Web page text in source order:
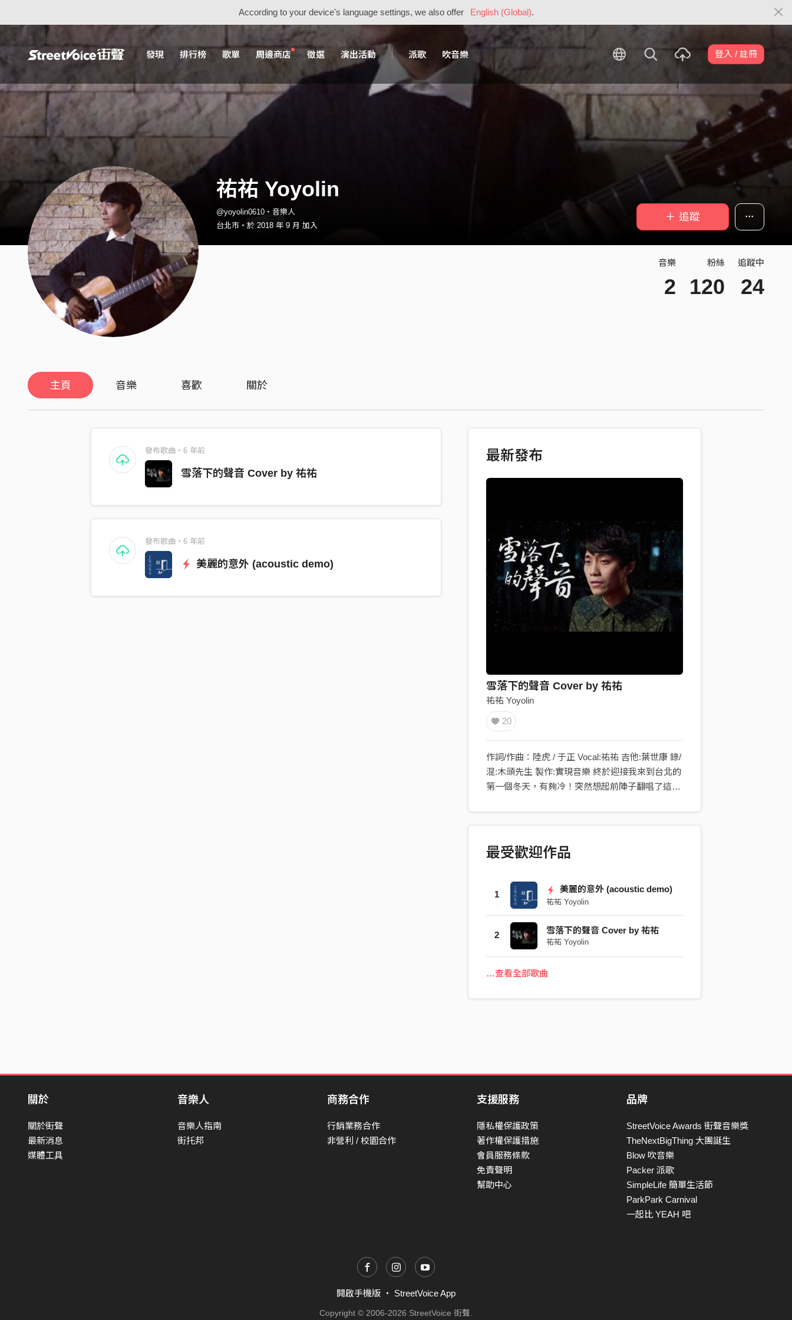
According to your device's language settings, we also offer English (Global).
發現 排行榜 歌單 周邊商店 徵選 演出活動 派歌 吹音樂 登入 / 註冊
祐祐 Yoyolin
@yoyolin0610・音樂人
台北市・於 2018 年 9 月 加入
＋ 追蹤
音樂
2
粉絲
120
追蹤中
24
主頁 音樂 喜歡 關於
發布歌曲・6 年前
雪落下的聲音 Cover by 祐祐
發布歌曲・6 年前
美麗的意外 (acoustic demo)
最新發布
雪落下的聲音 Cover by 祐祐
祐祐 Yoyolin
20
作詞/作曲：陸虎 / 于正 Vocal:祐祐 吉他:葉世康 錄/
混:木頭先生 製作:實現音樂 終於迎接我來到台北的
第一個冬天，有夠冷！突然想起前陣子翻唱了這首
最受歡迎作品
1
美麗的意外 (acoustic demo)
祐祐 Yoyolin
2 雪落下的聲音 Cover by 祐祐
祐祐 Yoyolin
…查看全部歌曲
關於
關於街聲
最新消息
媒體工具
音樂人
音樂人指南
街托邦
商務合作
行銷業務合作
非營利 / 校園合作
支援服務
隱私權保護政策
著作權保護措施
會員服務條款
免責聲明
幫助中心
品牌
StreetVoice Awards 街聲音樂獎
TheNextBigThing 大團誕生
Blow 吹音樂
Packer 派歌
SimpleLife 簡單生活節
ParkPark Carnival
一起比 YEAH 吧
開啟手機版 ・ StreetVoice App
Copyright © 2006-2026 StreetVoice 街聲.